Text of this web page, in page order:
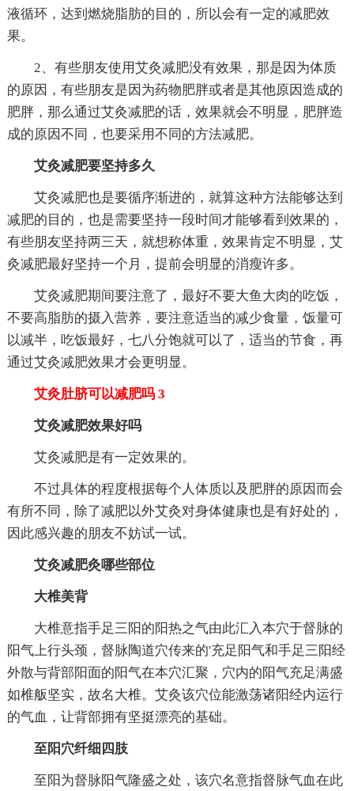
液循环，达到燃烧脂肪的目的，所以会有一定的减肥效
果。
2、有些朋友使用艾灸减肥没有效果，那是因为体质
的原因，有些朋友是因为药物肥胖或者是其他原因造成的
肥胖，那么通过艾灸减肥的话，效果就会不明显，肥胖造
成的原因不同，也要采用不同的方法减肥。
艾灸减肥要坚持多久
艾灸减肥也是要循序渐进的，就算这种方法能够达到
减肥的目的，也是需要坚持一段时间才能够看到效果的，
有些朋友坚持两三天，就想称体重，效果肯定不明显，艾
灸减肥最好坚持一个月，提前会明显的消瘦许多。
艾灸减肥期间要注意了，最好不要大鱼大肉的吃饭，
不要高脂肪的摄入营养，要注意适当的减少食量，饭量可
以减半，吃饭最好，七八分饱就可以了，适当的节食，再
通过艾灸减肥效果才会更明显。
艾灸肚脐可以减肥吗 3
艾灸减肥效果好吗
艾灸减肥是有一定效果的。
不过具体的程度根据每个人体质以及肥胖的原因而会
有所不同，除了减肥以外艾灸对身体健康也是有好处的，
因此感兴趣的朋友不妨试一试。
艾灸减肥灸哪些部位
大椎美背
大椎意指手足三阳的阳热之气由此汇入本穴于督脉的
阳气上行头颈，督脉陶道穴传来的'充足阳气和手足三阳经
外散与背部阳面的阳气在本穴汇聚，穴内的阳气充足满盛
如椎舨坚实，故名大椎。艾灸该穴位能激荡诸阳经内运行
的气血，让背部拥有坚挺漂亮的基础。
至阳穴纤细四肢
至阳为督脉阳气隆盛之处，该穴名意指督脉气血在此